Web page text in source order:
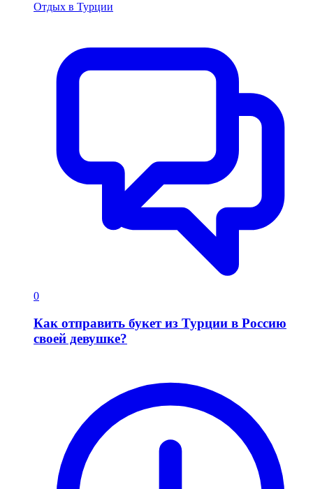
Отдых в Турции
0
Как отправить букет из Турции в Россию
своей девушке?